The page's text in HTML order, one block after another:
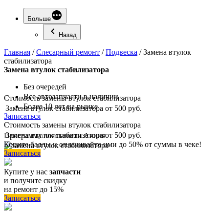
Больше
Назад
Главная /Слесарный ремонт /Подвеска /Замена втулок
стабилизатора
Замена втулок стабилизатора
Без очередей
Все автозапчасти в наличии
Более 10 лет на рынке
Записаться
Стоимость замены втулок стабилизатора
Замена втулок стабилизатора от 500 руб.
Стоимость замены втулок стабилизатора
Замена втулок стабилизатора от 500 руб.
ПрограммалояльностиАкция
Копите баллы и оплачивайте ими до 50% от суммы в чеке!
Записаться
Купите у нас запчасти
и получите скидку
на ремонт до 15%
Записаться